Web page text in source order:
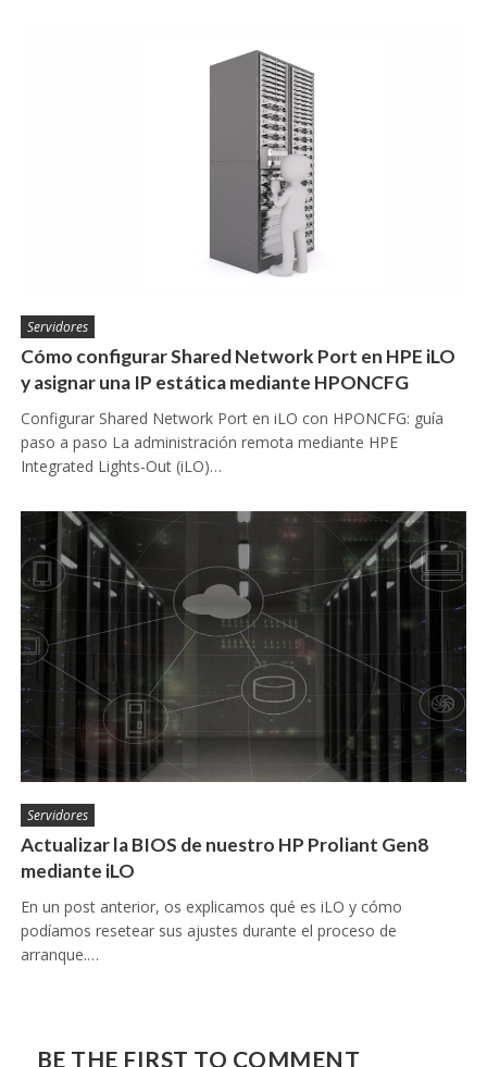
Servidores
Cómo configurar Shared Network Port en HPE iLO
y asignar una IP estática mediante HPONCFG
Configurar Shared Network Port en iLO con HPONCFG: guía
paso a paso La administración remota mediante HPE
Integrated Lights-Out (iLO)…
Servidores
Actualizar la BIOS de nuestro HP Proliant Gen8
mediante iLO
En un post anterior, os explicamos qué es iLO y cómo
podíamos resetear sus ajustes durante el proceso de
arranque.…
BE THE FIRST TO COMMENT